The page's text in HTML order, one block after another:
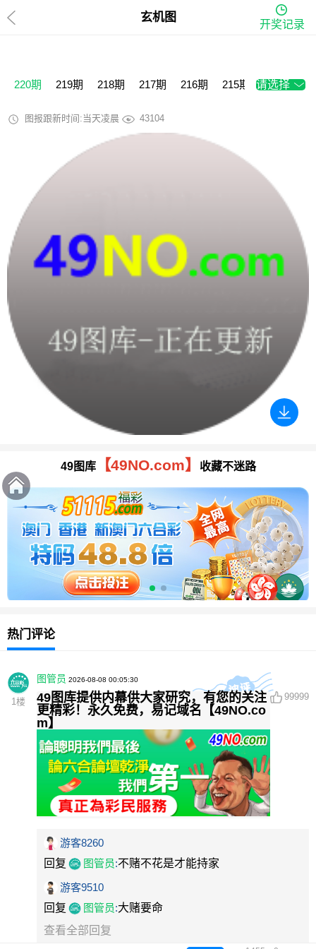
玄机图
开奖记录
220期 219期 218期 217期 216期 215期 214期
请选择
图报跟新时间:当天凌晨 43104
49图库【49NO.com】 收藏不迷路
热门评论
1 楼
图管员 2026-08-08 00:05:30
49图库提供内幕供大家研究，有您的关注
更精彩！永久免费，易记域名【49NO.co
m】
99999
游客8260
回复
图管员:不赌不花是才能持家
游客9510
回复
图管员:大赌要命
查看全部回复